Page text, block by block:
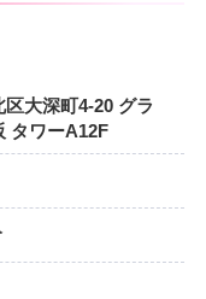
大深町4-20 グラ
タワーA12F